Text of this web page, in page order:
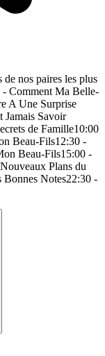
nos paires les plus
- Comment Ma Belle-
A Une Surprise
Jamais Savoir
de Famille10:00
Beau-Fils12:30 -
Beau-Fils15:00 -
Plans du
Notes22:30 -